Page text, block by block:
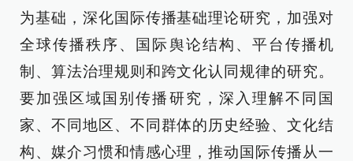
为基础，深化国际传播基础理论研究，加强对
全球传播秩序、国际舆论结构、平台传播机
制、算法治理规则和跨文化认同规律的研究。
要加强区域国别传播研究，深入理解不同国
家、不同地区、不同群体的历史经验、文化结
构、媒介习惯和情感心理，推动国际传播从一